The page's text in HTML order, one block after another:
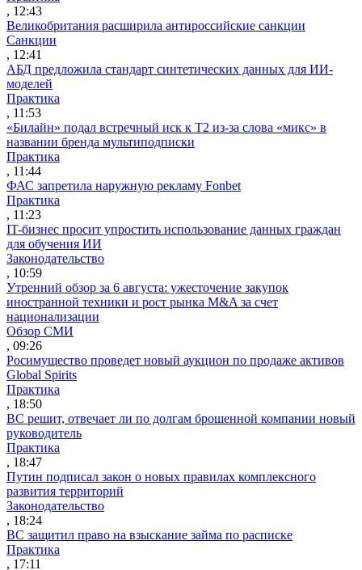
, 12:43
Великобритания расширила антироссийские санкции
Санкции
, 12:41
АБД предложила стандарт синтетических данных для ИИ-
моделей
Практика
, 11:53
«Билайн» подал встречный иск к Т2 из-за слова «микс» в
названии бренда мультиподписки
Практика
, 11:44
ФАС запретила наружную рекламу Fonbet
Практика
, 11:23
IT-бизнес просит упростить использование данных граждан
для обучения ИИ
Законодательство
, 10:59
Утренний обзор за 6 августа: ужесточение закупок
иностранной техники и рост рынка M&A за счет
национализации
Обзор СМИ
, 09:26
Росимущество проведет новый аукцион по продаже активов
Global Spirits
Практика
, 18:50
ВС решит, отвечает ли по долгам брошенной компании новый
руководитель
Практика
, 18:47
Путин подписал закон о новых правилах комплексного
развития территорий
Законодательство
, 18:24
ВС защитил право на взыскание займа по расписке
Практика
, 17:11